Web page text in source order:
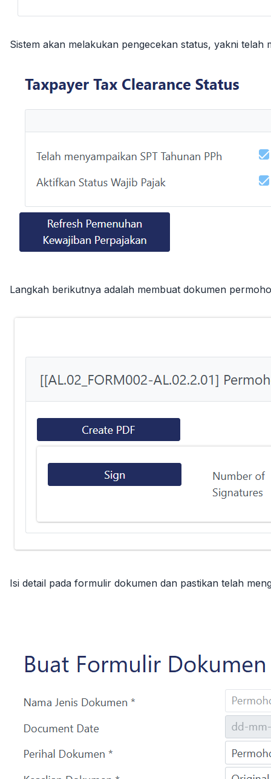
Sistem akan melakukan pengecekan status, yakni
Langkah berikutnya adalah membuat dokumen
Isi detail pada formulir dokumen dan pastikan telah